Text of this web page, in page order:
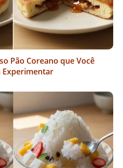
Pão Coreano que Você
Experimentar